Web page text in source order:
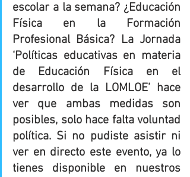
escolar a la semana? ¿Educación
Física en la Formación
Profesional Básica? La Jornada
‘Políticas educativas en materia
de Educación Física en el
desarrollo de la LOMLOE’ hace
ver que ambas medidas son
posibles, solo hace falta voluntad
política. Si no pudiste asistir ni
ver en directo este evento, ya lo
tienes disponible en nuestros